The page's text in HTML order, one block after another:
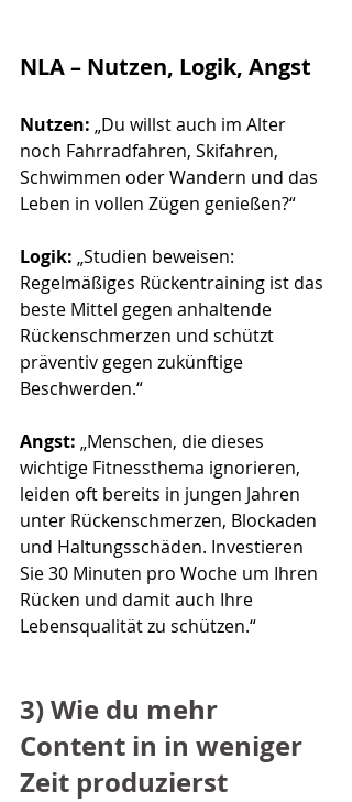
NLA – Nutzen, Logik, Angst
Nutzen: „Du willst auch im Alter
noch Fahrradfahren, Skifahren,
Schwimmen oder Wandern und das
Leben in vollen Zügen genießen?“
Logik: „Studien beweisen:
Regelmäßiges Rückentraining ist das
beste Mittel gegen anhaltende
Rückenschmerzen und schützt
präventiv gegen zukünftige
Beschwerden.“
Angst: „Menschen, die dieses
wichtige Fitnessthema ignorieren,
leiden oft bereits in jungen Jahren
unter Rückenschmerzen, Blockaden
und Haltungsschäden. Investieren
Sie 30 Minuten pro Woche um Ihren
Rücken und damit auch Ihre
Lebensqualität zu schützen.“
3) Wie du mehr
Content in in weniger
Zeit produzierst